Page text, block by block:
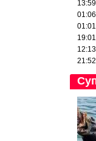
13:59
01:06
01:01
19:01
12:13
21:52